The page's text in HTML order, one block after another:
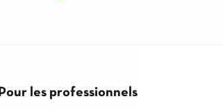
Pour les professionnels